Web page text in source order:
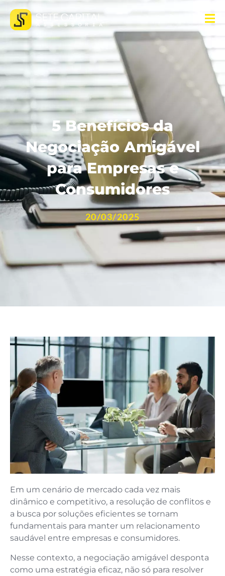
5 Benefícios da
Negociação Amigável
para Empresas e
Consumidores
20/03/2025
Em um cenário de mercado cada vez mais
dinâmico e competitivo, a resolução de conflitos e
a busca por soluções eficientes se tornam
fundamentais para manter um relacionamento
saudável entre empresas e consumidores.
Nesse contexto, a negociação amigável desponta
como uma estratégia eficaz, não só para resolver